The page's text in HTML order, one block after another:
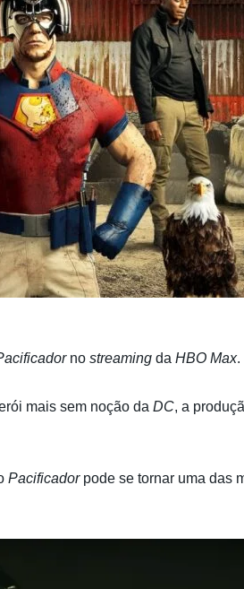
no streaming da HBO Max.
mais sem noção da DC, a
Pacificadorpode se tornar uma das